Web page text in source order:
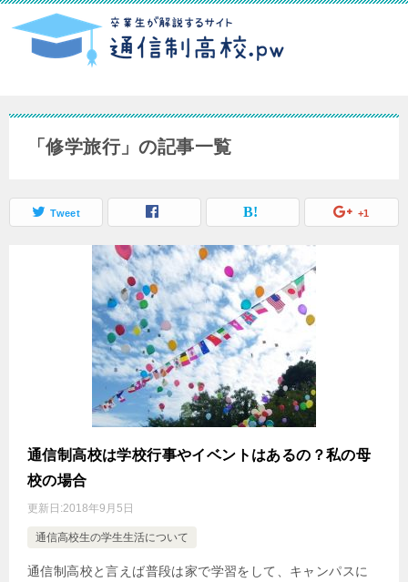
「修学旅行」の記事一覧
Tweet +1
通信制高校は学校行事やイベントはあるの？私の母
校の場合
更新日:2018年9月5日
通信高校生の学生生活について
通信制高校と言えば普段は家で学習をして、キャンパスに